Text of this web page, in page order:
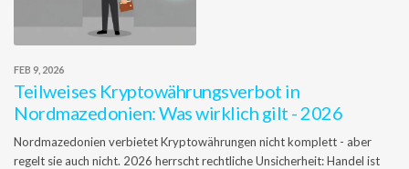
FEB 9, 2026
Teilweises Kryptowährungsverbot in
Nordmazedonien: Was wirklich gilt - 2026
Nordmazedonien verbietet Kryptowährungen nicht komplett - aber
regelt sie auch nicht. 2026 herrscht rechtliche Unsicherheit: Handel ist